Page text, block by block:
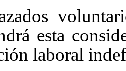
esta
laboral